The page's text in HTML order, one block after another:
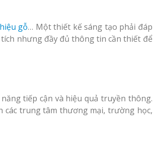
gỗ… Một thiết kế sáng tạo phải đáp
nhưng đầy đủ thông tin cần thiết để
tiếp cận và hiệu quả truyền thông.
các trung tâm thương mại, trường học,
Làm Biển Quảng Cáo Mỹ
Phẩm Vinh Thu Hút Khách Hàng
gỗ tại Ninh